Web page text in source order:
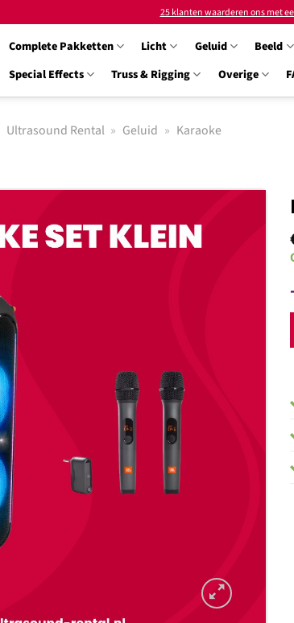
25 klanten waarderen ons met
Complete Pakketten Licht Geluid Beeld
Special Effects
Truss & Rigging Overige
Ultrasound Rental » Geluid » Karaoke